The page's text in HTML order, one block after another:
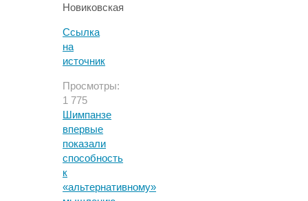
Новиковская
Ссылка
на
источник
Просмотры:
1 775
Шимпанзе
впервые
показали
способность
к
«альтернативному»